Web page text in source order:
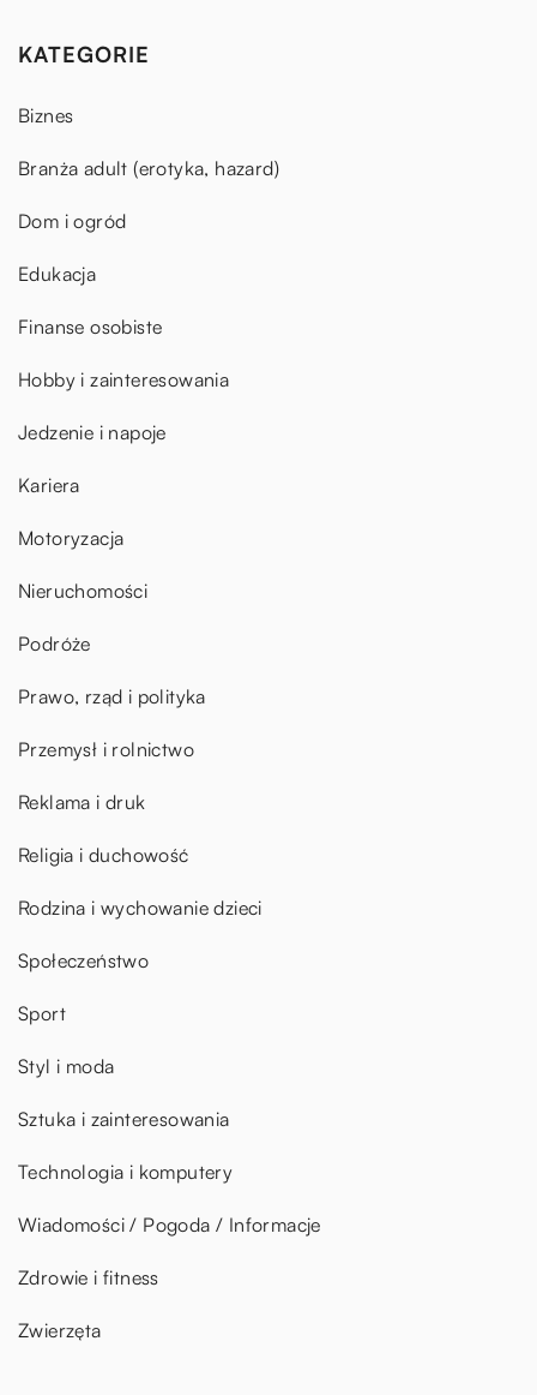
KATEGORIE
Biznes
Branża adult (erotyka, hazard)
Dom i ogród
Edukacja
Finanse osobiste
Hobby i zainteresowania
Jedzenie i napoje
Kariera
Motoryzacja
Nieruchomości
Podróże
Prawo, rząd i polityka
Przemysł i rolnictwo
Reklama i druk
Religia i duchowość
Rodzina i wychowanie dzieci
Społeczeństwo
Sport
Styl i moda
Sztuka i zainteresowania
Technologia i komputery
Wiadomości / Pogoda / Informacje
Zdrowie i fitness
Zwierzęta